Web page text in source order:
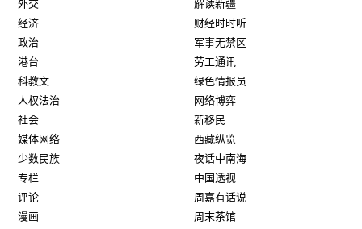
外交
经济
政治
港台
科教文
人权法治
社会
媒体网络
少数民族
专栏
评论
漫画
解读新疆
财经时时听
军事无禁区
劳工通讯
绿色情报员
网络博弈
新移民
西藏纵览
夜话中南海
中国透视
周嘉有话说
周末茶馆